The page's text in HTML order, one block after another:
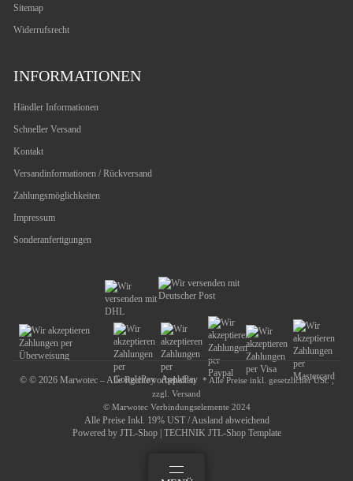
Sitemap
Widerrufsrecht
INFORMATIONEN
Händler Informationen
Schneller Versand
Kontakt
Versandinformationen / Rückversand
Zahlungsmöglichkeiten
Impressum
Sonderanfertigungen
© © 2026 Marwotec – Alle Rechte vorbehalten * Alle Preise inkl. gesetzlicher USt. ,
zzgl. Versand
© Marwotec Verbindungselemente 2024
Alle Preise Inkl. 19% UST / Ausland abweichend
Powered by JTL-Shop TECHNIK JTL-Shop Template